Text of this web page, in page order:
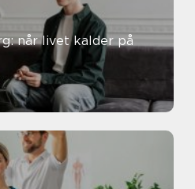
når livet kalder på